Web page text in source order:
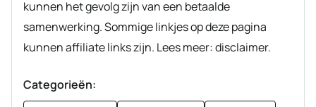
kunnen het gevolg zijn van een betaalde
samenwerking. Sommige linkjes op deze pagina
kunnen affiliate links zijn. Lees meer: disclaimer.
Categorieën: